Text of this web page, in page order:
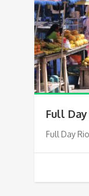
Full
Full Day